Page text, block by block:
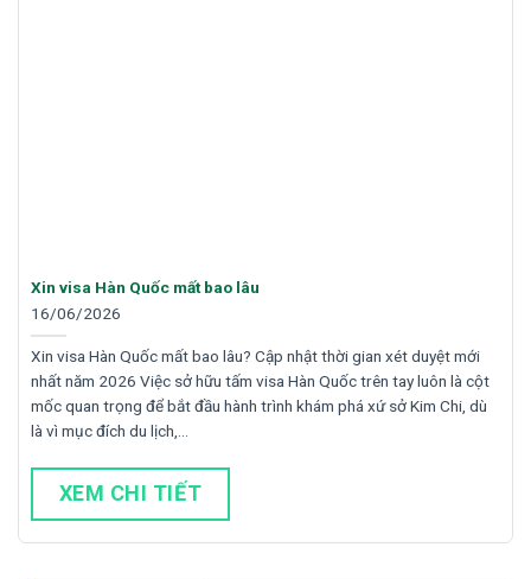
Xin visa Hàn Quốc mất bao lâu
16/06/2026
Xin visa Hàn Quốc mất bao lâu? Cập nhật thời gian xét duyệt mới
nhất năm 2026 Việc sở hữu tấm visa Hàn Quốc trên tay luôn là cột
mốc quan trọng để bắt đầu hành trình khám phá xứ sở Kim Chi, dù
là vì mục đích du lịch,…
XEM CHI TIẾT